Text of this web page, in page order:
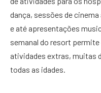
dança, sessões de
e até apresentações
semanal do resort
atividades extras, muitas
todas as idades.